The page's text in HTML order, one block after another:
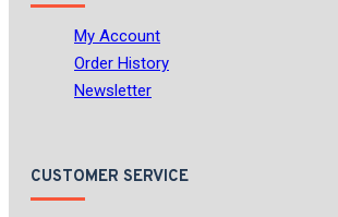
My Account
Order History
Newsletter
CUSTOMER SERVICE